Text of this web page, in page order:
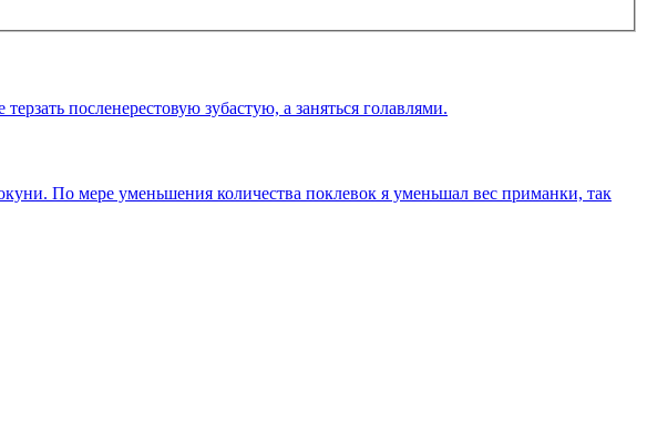
посленерестовую зубастую, а заняться голавлями.
По мере уменьшения количества поклевок я уменьшал вес приманки, так